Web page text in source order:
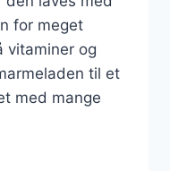
for meget
vitaminer og
til et
med mange